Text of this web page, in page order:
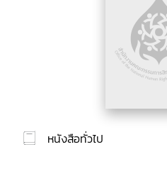
หนังสือทั่วไป